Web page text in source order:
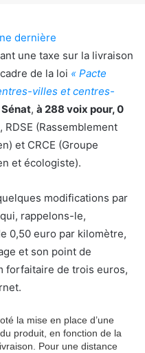
dernière
une taxe sur la livraison
de la loi « Pacte
villes et centres-
, à 288 voix pour, 0
RDSE (Rassemblement
et CRCE (Groupe
et écologiste).
modifications par
rappelons-le,
0,50 euro par kilomètre,
et son point de
forfaitaire de trois euros,
la mise en place d’une
produit, en fonction de la
Pour une distance